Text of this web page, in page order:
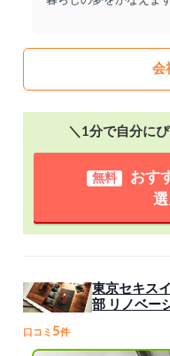
会
＼1分で自分に
無料
おす
東京セキス
部 リノベー
口コミ5件